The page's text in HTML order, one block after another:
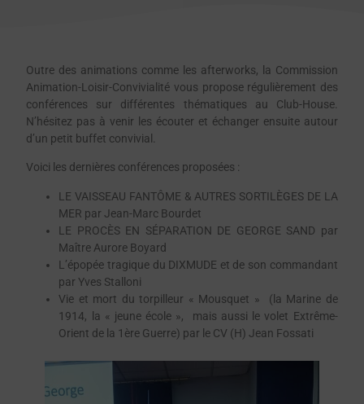
Outre des animations comme les afterworks, la Commission
Animation-Loisir-Convivialité vous propose régulièrement des
conférences sur différentes thématiques au Club-House.
N’hésitez pas à venir les écouter et échanger ensuite autour
d’un petit buffet convivial.
Voici les dernières conférences proposées :
LE VAISSEAU FANTÔME & AUTRES SORTILÈGES DE LA
MER par Jean-Marc Bourdet
LE PROCÈS EN SÉPARATION DE GEORGE SAND par
Maître Aurore Boyard
L’épopée tragique du DIXMUDE et de son commandant
par Yves Stalloni
Vie et mort du torpilleur « Mousquet » (la Marine de
1914, la « jeune école », mais aussi le volet Extrême-
Orient de la 1ère Guerre) par le CV (H) Jean Fossati